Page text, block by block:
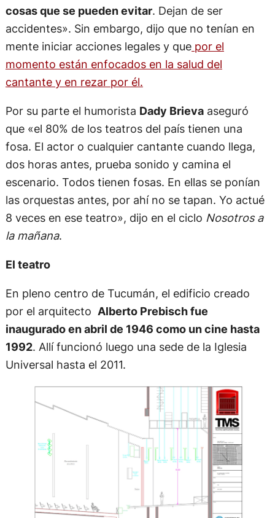
cosas que se pueden evitar. Dejan de ser
accidentes». Sin embargo, dijo que no tenían en
mente iniciar acciones legales y quepor el
momento están enfocados en la salud del
cantante y en rezar por él.
Por su parte el humorista Dady Brievaaseguró
que «el 80% de los teatros del país tienen una
fosa. El actor o cualquier cantante cuando llega,
dos horas antes, prueba sonido y camina el
escenario. Todos tienen fosas. En ellas se ponían
las orquestas antes, por ahí no se tapan. Yo actué
8 veces en ese teatro», dijo en el ciclo Nosotros a
la mañana.
El teatro
En pleno centro de Tucumán, el edificio creado
por el arquitecto Alberto Prebisch fue
inaugurado en abril de 1946 como un cine hasta
1992. Allí funcionó luego una sede de la Iglesia
Universal hasta el 2011.